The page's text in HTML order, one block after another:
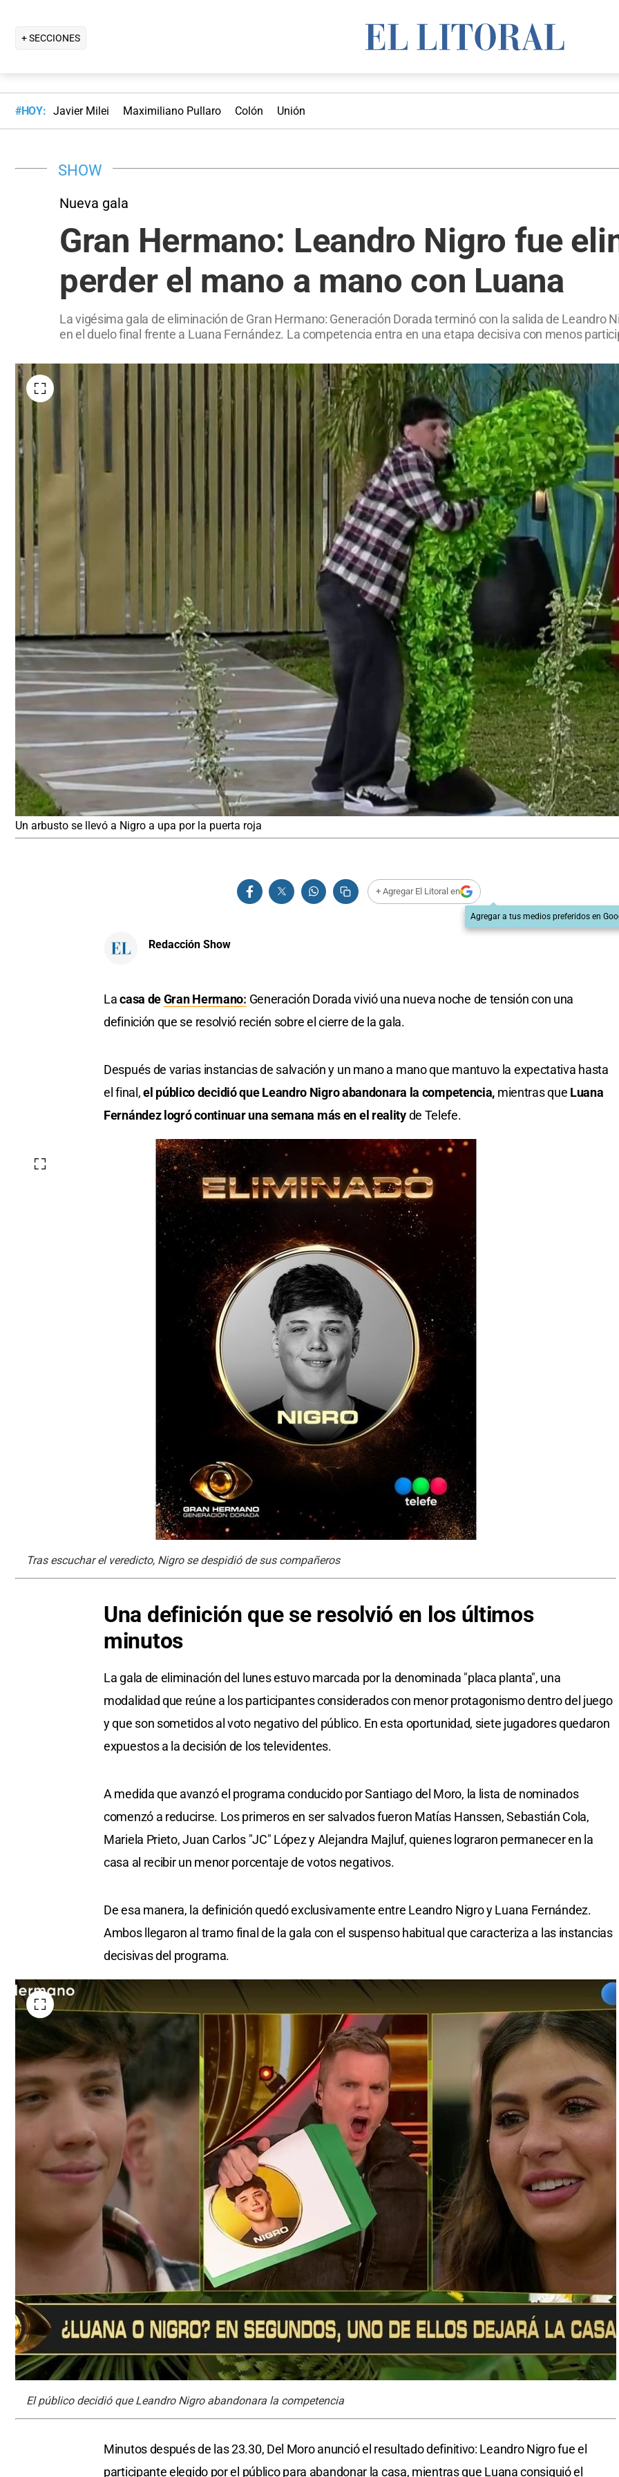
+ SECCIONES
#HOY: Javier Milei Maximiliano Pullaro Colón Unión
SHOW
Nueva gala
Gran Hermano: Leandro Nigro fue
perder el mano a mano con Luana
La vigésima gala de eliminación de Gran Hermano: Generación Dorada terminó con la salida de Leandro
en el duelo final frente a Luana Fernández. La competencia entra en una etapa decisiva con menos
Un arbusto se llevó a Nigro a upa por la puerta roja
+ Agregar El Litoral en
Agregar a tus medios preferidos en
Redacción Show
Lacasa deGran Hermano: Generación Dorada vivió una nueva noche de tensión con una
definición que se resolvió recién sobre el cierre de la gala.
Después de varias instancias de salvación y un mano a mano que mantuvo la expectativa hasta
el final,el público decidió que Leandro Nigro abandonara la competencia, mientras que Luana
Fernández logró continuar una semana más en el realityde Telefe.
Tras escuchar el veredicto, Nigro se despidió de sus compañeros
Una definición que se resolvió en los últimos
minutos
La gala de eliminación del lunes estuvo marcada por la denominada "placa planta", una
modalidad que reúne a los participantes considerados con menor protagonismo dentro del juego
y que son sometidos al voto negativo del público. En esta oportunidad, siete jugadores quedaron
expuestos a la decisión de los televidentes.
A medida que avanzó el programa conducido por Santiago del Moro, la lista de nominados
comenzó a reducirse. Los primeros en ser salvados fueron Matías Hanssen, Sebastián Cola,
Mariela Prieto, Juan Carlos "JC" López y Alejandra Majluf, quienes lograron permanecer en la
casa al recibir un menor porcentaje de votos negativos.
De esa manera, la definición quedó exclusivamente entre Leandro Nigro y Luana Fernández.
Ambos llegaron al tramo final de la gala con el suspenso habitual que caracteriza a las instancias
decisivas del programa.
El público decidió que Leandro Nigro abandonara la competencia
Minutos después de las 23.30, Del Moro anunció el resultado definitivo: Leandro Nigro fue el
participante elegido por el público para abandonar la casa, mientras que Luana consiguió el